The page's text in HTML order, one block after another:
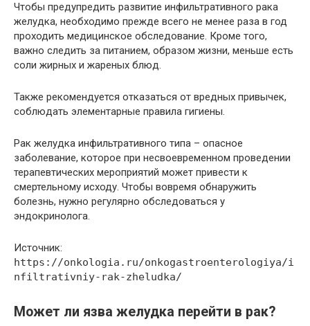
Чтобы предупредить развитие инфильтративного рака
желудка, необходимо прежде всего не менее раза в год
проходить медицинское обследование. Кроме того,
важно следить за питанием, образом жизни, меньше есть
соли жирных и жареных блюд.
Также рекомендуется отказаться от вредных привычек,
соблюдать элементарные правила гигиены.
Рак желудка инфильтративного типа – опасное
заболевание, которое при несвоевременном проведении
терапевтических мероприятий может привести к
смертельному исходу. Чтобы вовремя обнаружить
болезнь, нужно регулярно обследоваться у
эндокринолога.
Источник:
https://onkologia.ru/onkogastroenterologiya/i
nfiltrativniy-rak-zheludka/
Может ли язва желудка перейти в рак?